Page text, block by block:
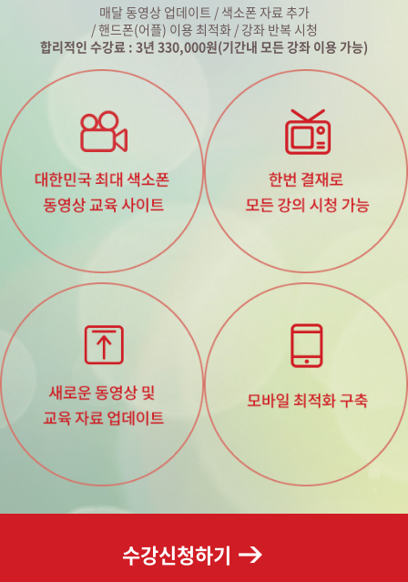
매달 동영상 업데이트 / 색소폰 자료 추가
/ 핸드폰(어플) 이용 최적화 / 강좌 반복 시청
합리적인 수강료 : 3년 330,000원(기간내 모든 강좌 이용 가능)
수강신청하기